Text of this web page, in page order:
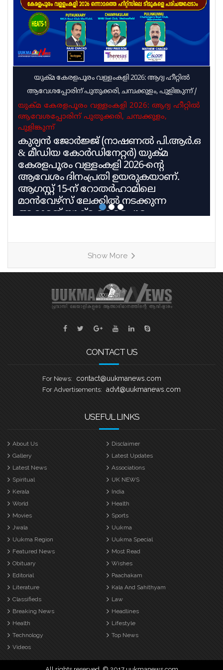
സംബന്ധിച്ച ബോധവല്‍ക്കരണം ആവശ്യമാണെന്ന്
വിധിയുടെ പകര്‍പ്പുമായെത്തിയ കേരളാ
യുക്മ കേരളപൂരം വള്ളംകളി 2026: ആദ്യ ഹീറ്റിൽ
ആവേശപ്പോരിന് പുതുക്കരി, ചമ്പക്കുളം, പുളിങ്കുന്ന്/
യുക്മ കേരളപൂരം വള്ളംകളി 2026: ആദ്യ ഹീറ്റിൽ
ആവേശപ്പോരിന് പുതുക്കരി, ചമ്പക്കുളം,
പുളിങ്കുന്ന്
കുര്യൻ ജോർജ്ജ് (നാഷണൽ പി.ആർ.ഒ
& മീഡിയ കോർഡിനേറ്റർ) യുക്മ
കേരളപൂരം വള്ളംകളി 2026-ന്റെ
ആവേശം ദിനംപ്രതി ഉയരുകയാണ്.
ആഗസ്റ്റ് 15-ന് റോതർഹാമിലെ
മാൻവേഴ്സ് ലേക്കിൽ നടക്കുന്ന
ആറാമത് യുക്മ കേരളപൂരം
ടീമും കഠിന പരിശീലനത്തിന്റെ
അവസാനഘട്ടത്തിലാണ്. കേരളത്തിലെ
ചുണ്ടൻവള്ളം പാരമ്പര്യം
നിലനിർത്തിക്കൊണ്ട്, യുകെയിലെ
വിവിധ ബോട്ട് ക്ലബ്ബുകളെ
പ്രതിനിധീകരിക്കുന്ന ടീമുകൾ കുട്ടനാടൻ
വള്ളങ്ങളിലാണ് മത്സരിക്കുന്നത്. ഓരോ
Show More
CONTACT US
For News: contact@uukmanews.com
For Advertisements: advt@uukmanews.com
USEFUL LINKS
About Us
Disclaimer
Gallery
Latest Updates
Latest News
Associations
Spiritual
UK NEWS
Kerala
India
World
Health
Movies
Sports
Jwala
Uukma
Uukma Region
Uukma Special
Featured News
Most Read
Obituary
Wishes
Editorial
Paachakam
Literature
Kala And Sahithyam
Classifieds
Law
Breaking News
Headlines
Health
Lifestyle
Technology
Top News
Videos